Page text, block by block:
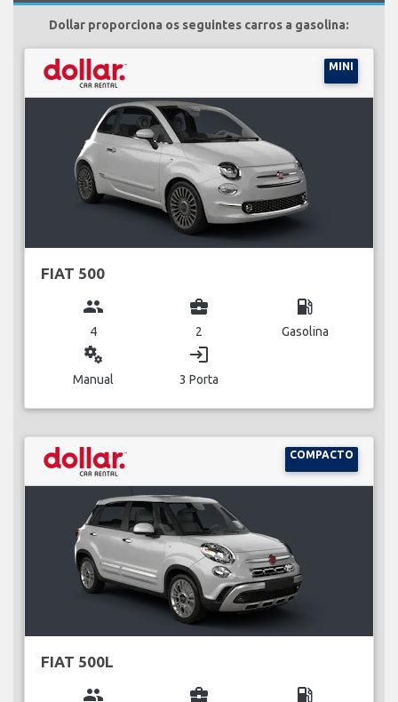
Dollar proporciona os seguintes carros a gasolina:
MINI
FIAT 500
group
4
business_center
2
local_gas_station
Gasolina
miscellaneous_services
Manual
login
3 Porta
COMPACTO
FIAT 500L
group business_center local_gas_station